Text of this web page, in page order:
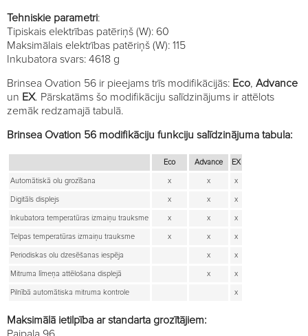
Tehniskie parametri:
Tipiskais elektrības patēriņš (W): 60
Maksimālais elektrības patēriņš (W): 115
Inkubatora svars: 4618 g
Brinsea Ovation 56 ir pieejams trīs modifikācijās: Eco, Advance
un EX. Pārskatāms šo modifikāciju salīdzinājums ir attēlots
zemāk redzamajā tabulā.
Brinsea Ovation 56 modifikāciju funkciju salīdzinājuma tabula:
Eco Advance EX
Automātiskā olu grozīšana x x x
Digitāls displejs x x x
Inkubatora temperatūras izmaiņu trauksme x x x
Telpas temperatūras izmaiņu trauksme x x x
Periodiskas olu dzesēšanas iespēja x x
Mitruma līmeņa attēlošana displejā x x
Pilnībā automātiska mitruma kontrole x
Maksimālā ietilpība ar standarta grozītājiem: